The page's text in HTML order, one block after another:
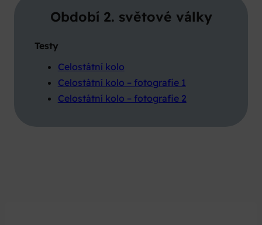
Období 2. světové války
Testy
Celostátní kolo
Celostátní kolo – fotografie 1
Celostátní kolo – fotografie 2